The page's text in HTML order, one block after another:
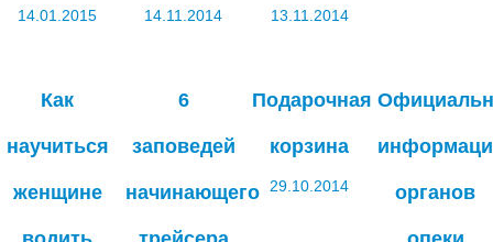
14.01.2015 14.11.2014 13.11.2014
Как
научиться
женщине
6
заповедей
начинающего
Подарочная
корзина
29.10.2014 органов